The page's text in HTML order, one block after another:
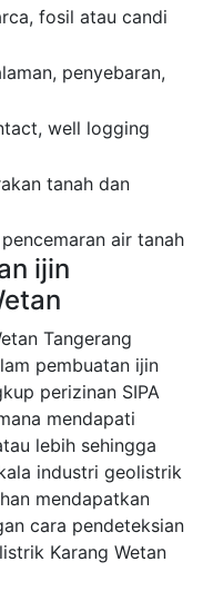
fosil atau candi
penyebaran,
well logging
tanah dan
air tanah
ijin
Tangerang
pembuatan ijin
perizinan SIPA
mendapati
lebih sehingga
industri geolistrik
mendapatkan
cara pendeteksian
Karang Wetan